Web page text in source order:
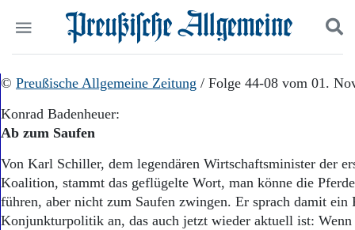
Politik
Leben
Geschichte
Ostpreußen
Pommern
Suchen und finden
© Preußische Allgemeine Zeitung / Folge 44-08 vom 01.
Konrad Badenheuer:
Ab zum Saufen
Von Karl Schiller, dem legendären Wirtschaftsminister der
Koalition, stammt das geflügelte Wort, man könne die
führen, aber nicht zum Saufen zwingen. Er sprach damit ein
Konjunkturpolitik an, das auch jetzt wieder aktuell ist: Wenn